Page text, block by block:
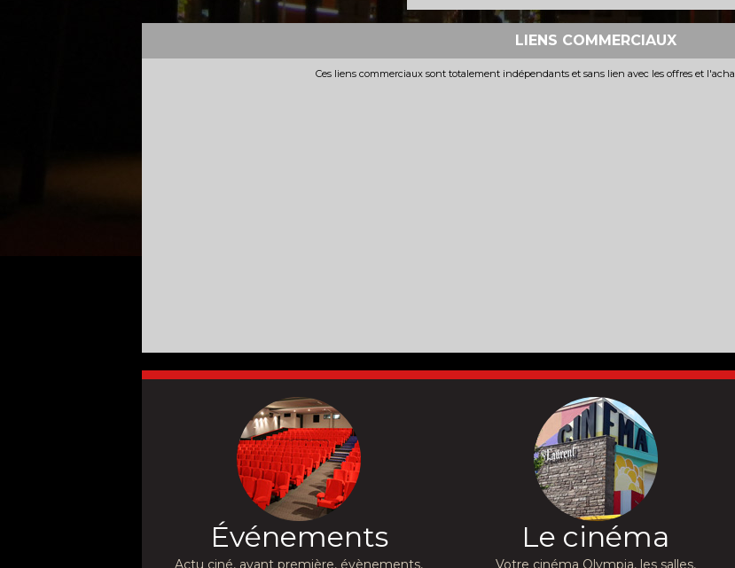
LIENS COMMERCIAUX
Ces liens commerciaux sont totalement indépendants et sans lien avec les offres et
Événements
Actu ciné, avant première, évènements,
Le cinéma
Votre cinéma Olympia, les salles,